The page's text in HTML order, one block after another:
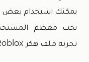
يمكنك استخدام بعض
يحب معظم
تجربة ملف هكر Roblox للجوال على هاتفك الذكي.